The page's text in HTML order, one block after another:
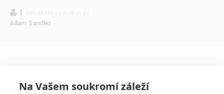
1
Adam Sandler
Na Vašem soukromí záleží